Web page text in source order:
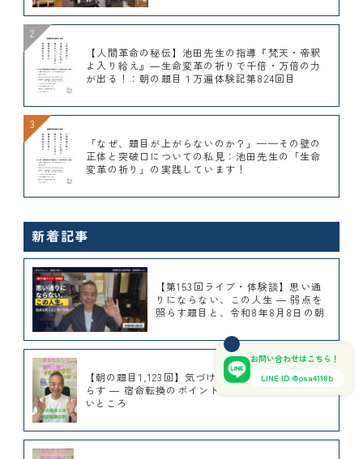
【人間革命の秘伝】池田先生の指導『梵天・帝釈
よ入り給え』―生命変革の祈りで千倍・万倍の力
が出る！：朝の題目１万遍体験記第824回目
「なぜ、題目が上がらないのか？」——その壁の
正体と突破口についての私見：池田先生の「生命
変革の祈り」の実践しています！
新着記事
【第153回ライブ・体験談】思い通
りにならない、この人生 ― 弱点を
照らす題目と、令和8年8月8日の朝
【朝の題目1,123回】気づけない弱点を、題目が照
らす ― 宿命転換のポイントは、自分が見えていな
いところ
お問い合わせはこちら！
LINE ID @osa4118b